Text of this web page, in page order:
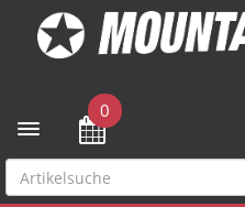
Toggle navigation
0